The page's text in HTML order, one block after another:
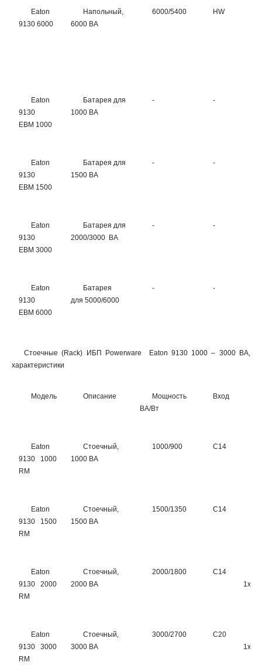
Eaton
9130 6000
Напольный,
6000 ВА
6000/5400 HW
Eaton
9130
EBM 1000
Батарея для
1000 ВА
- -
Eaton
9130
EBM 1500
Батарея для
1500 ВА
- -
Eaton
9130
EBM 3000
Батарея для
2000/3000 ВА
- -
Eaton
9130
EBM 6000
Батарея
для 5000/6000
- -
Стоечные (Rack) ИБП Powerware Eaton 9130 1000 – 3000 ВА,
характеристики
Модель Описание
Мощность
ВА/Вт
Вход
Eaton
9130 1000
RM
Стоечный,
1000 ВА
1000/900 C14
Eaton
9130 1500
RM
Стоечный,
1500 ВА
1500/1350 C14
Eaton
9130 2000
RM
Стоечный,
2000 ВА
2000/1800 C14
Eaton
9130 3000
RM
Стоечный,
3000 ВА
3000/2700 C20